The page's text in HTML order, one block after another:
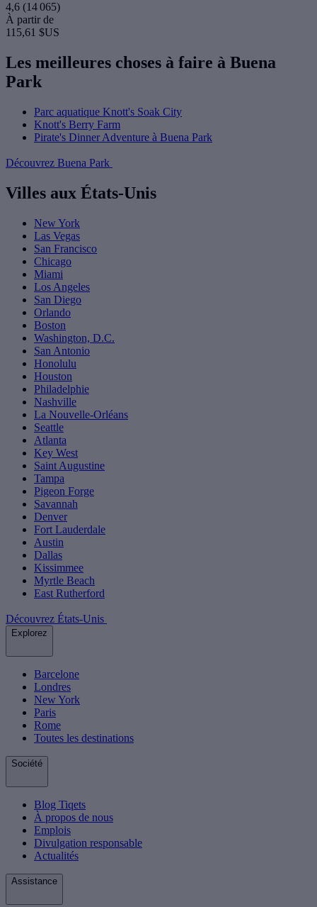
4,6 (14 065)
À partir de
115,61 $US
Les meilleures choses à faire à Buena
Park
Parc aquatique Knott's Soak City
Knott's Berry Farm
Pirate's Dinner Adventure à Buena Park
Découvrez Buena Park
Villes aux États-Unis
New York
Las Vegas
San Francisco
Chicago
Miami
Los Angeles
San Diego
Orlando
Boston
Washington, D.C.
San Antonio
Honolulu
Houston
Philadelphie
Nashville
La Nouvelle-Orléans
Seattle
Atlanta
Key West
Saint Augustine
Tampa
Pigeon Forge
Savannah
Denver
Fort Lauderdale
Austin
Dallas
Kissimmee
Myrtle Beach
East Rutherford
Découvrez États-Unis
Explorez
Barcelone
Londres
New York
Paris
Rome
Toutes les destinations
Société
Blog Tiqets
À propos de nous
Emplois
Divulgation responsable
Actualités
Assistance